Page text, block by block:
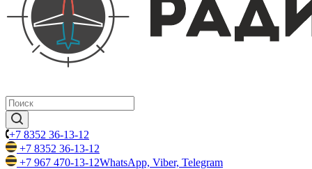
+7 8352 36-13-12
+7 8352 36-13-12
+7 967 470-13-12WhatsApp, Viber, Telegram